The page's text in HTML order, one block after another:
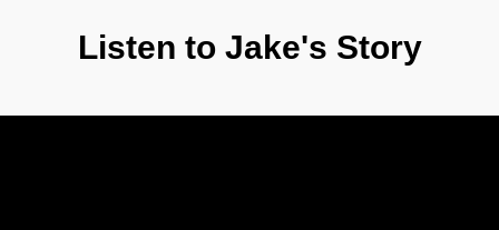
Listen to Jake's Story